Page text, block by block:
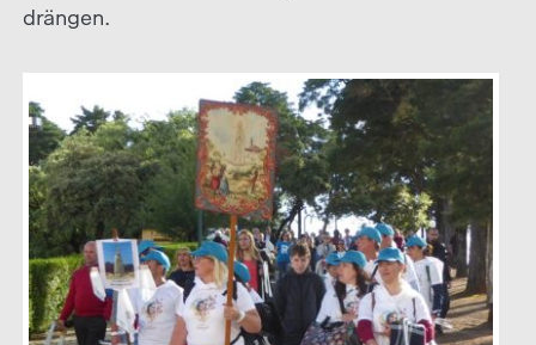
drängen.